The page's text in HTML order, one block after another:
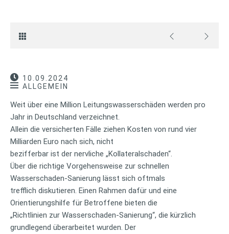
10.09.2024
ALLGEMEIN
Weit über eine Million Leitungswasserschäden werden pro
Jahr in Deutschland verzeichnet.
Allein die versicherten Fälle ziehen Kosten von rund vier
Milliarden Euro nach sich, nicht
bezifferbar ist der nervliche „Kollateralschaden“.
Über die richtige Vorgehensweise zur schnellen
Wasserschaden-Sanierung lässt sich oftmals
trefflich diskutieren. Einen Rahmen dafür und eine
Orientierungshilfe für Betroffene bieten die
„Richtlinien zur Wasserschaden-Sanierung“, die kürzlich
grundlegend überarbeitet wurden. Der